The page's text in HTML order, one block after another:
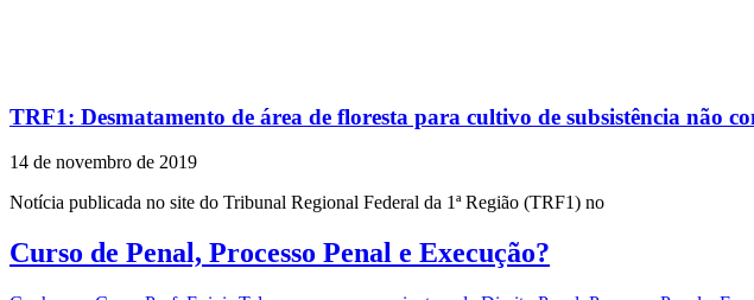
TRF1: Desmatamento de área de floresta para cultivo de subsistência não
14 de novembro de 2019
Notícia publicada no site do Tribunal Regional Federal da 1ª Região (TRF1) no
Curso de Penal, Processo Penal e Execução?